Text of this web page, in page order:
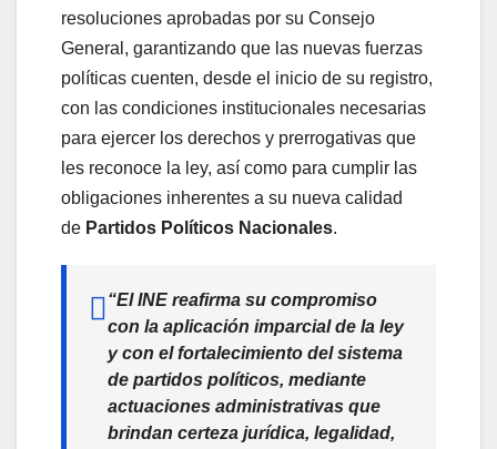
resoluciones aprobadas por su Consejo
General, garantizando que las nuevas fuerzas
políticas cuenten, desde el inicio de su registro,
con las condiciones institucionales necesarias
para ejercer los derechos y prerrogativas que
les reconoce la ley, así como para cumplir las
obligaciones inherentes a su nueva calidad
de Partidos Políticos Nacionales.
“El INE reafirma su compromiso
con la aplicación imparcial de la ley
y con el fortalecimiento del sistema
de partidos políticos, mediante
actuaciones administrativas que
brindan certeza jurídica, legalidad,